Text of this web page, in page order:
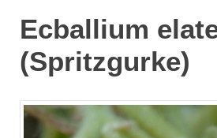
Ecballium
(Spritzgurke)